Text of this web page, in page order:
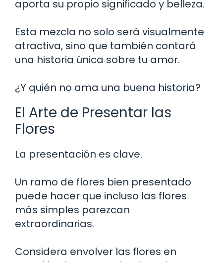
aporta su propio significado y belleza.
Esta mezcla no solo será visualmente
atractiva, sino que también contará
una historia única sobre tu amor.
¿Y quién no ama una buena historia?
El Arte de Presentar las
Flores
La presentación es clave.
Un ramo de flores bien presentado
puede hacer que incluso las flores
más simples parezcan
extraordinarias.
Considera envolver las flores en